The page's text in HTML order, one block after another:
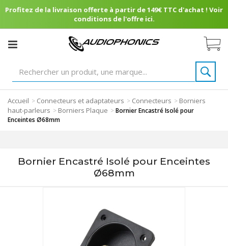
Profitez de la livraison offerte à partir de 149€ TTC d'achat ! Voir
conditions de l'offre ici.
Accueil > Connecteurs et adaptateurs > Connecteurs > Borniers
haut-parleurs > Borniers Plaque >Bornier Encastré Isolé pour
Enceintes Ø68mm
Bornier Encastré Isolé pour Enceintes
Ø68mm